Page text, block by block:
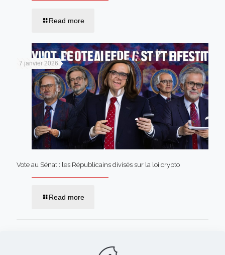
Read more
7 janvier 2026
Vote au Sénat : les Républicains divisés sur la loi crypto
Read more